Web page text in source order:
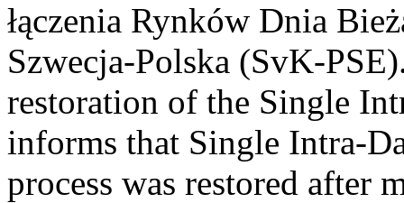
łączenia Rynków Dnia
Szwecja-Polska (SvK-
restoration of the Single
informs that Single Intra-
process was restored after